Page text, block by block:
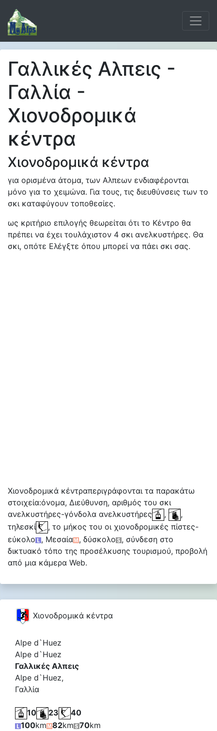
Γαλλικές Αλπεις -
Γαλλία -
Χιονοδρομικά
κέντρα
Χιονοδρομικά κέντρα
για ορισμένα άτομα, των Αλπεων ενδιαφέρονται
μόνο για το χειμώνα. Για τους, τις διευθύνσεις των το
σκι καταφύγουν τοποθεσίες.
ως κριτήριο επιλογής θεωρείται ότι το Κέντρο θα
πρέπει να έχει τουλάχιστον 4 σκι ανελκυστήρες. Θα
σκι, οπότε Ελέγξτε όπου μπορεί να πάει σκι σας.
Χιονοδρομικά κέντραπεριγράφονται τα παρακάτω
στοιχεία:όνομα, Διεύθυνση, αριθμός του σκι
ανελκυστήρες-γόνδολα ανελκυστήρες
,
,
τηλεσκί
, το μήκος του οι χιονοδρομικές πίστες-
εύκολο
, Μεσαία , δύσκολο
, σύνδεση στο
δικτυακό τόπο της προσέλκυσης τουρισμού, προβολή
από μια κάμερα Web.
Χιονοδρομικά κέντρα
Alpe d`Huez
Alpe d`Huez
Γαλλικές Αλπεις
Alpe d`Huez,
Γαλλία
10 23
40
100km 82km 70km